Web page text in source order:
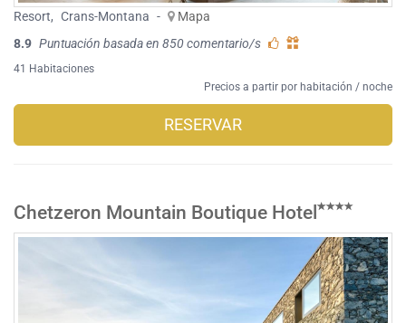
Resort, Crans-Montana -
Mapa
8.9 Puntuación basada en 850 comentario/s
41 Habitaciones
Precios a partir por habitación / noche
RESERVAR
Chetzeron Mountain Boutique Hotel